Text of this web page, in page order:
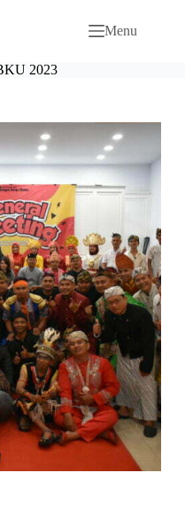
Menu
2023